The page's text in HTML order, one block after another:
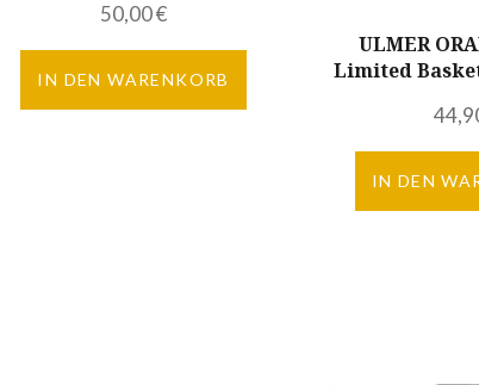
50,00€
IN DEN WARENKORB
ULMER
Limited
IN DEN